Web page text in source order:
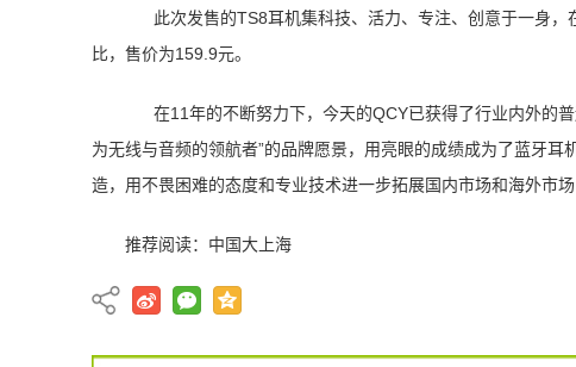
此次发售的TS8耳机集科技、活力、专注、创意于一身
比，售价为159.9元。
在11年的不断努力下，今天的QCY已获得了行业内外的
为无线与音频的领航者”的品牌愿景，用亮眼的成绩成为了蓝牙
造，用不畏困难的态度和专业技术进一步拓展国内市场和海外市
推荐阅读： 中国大上海